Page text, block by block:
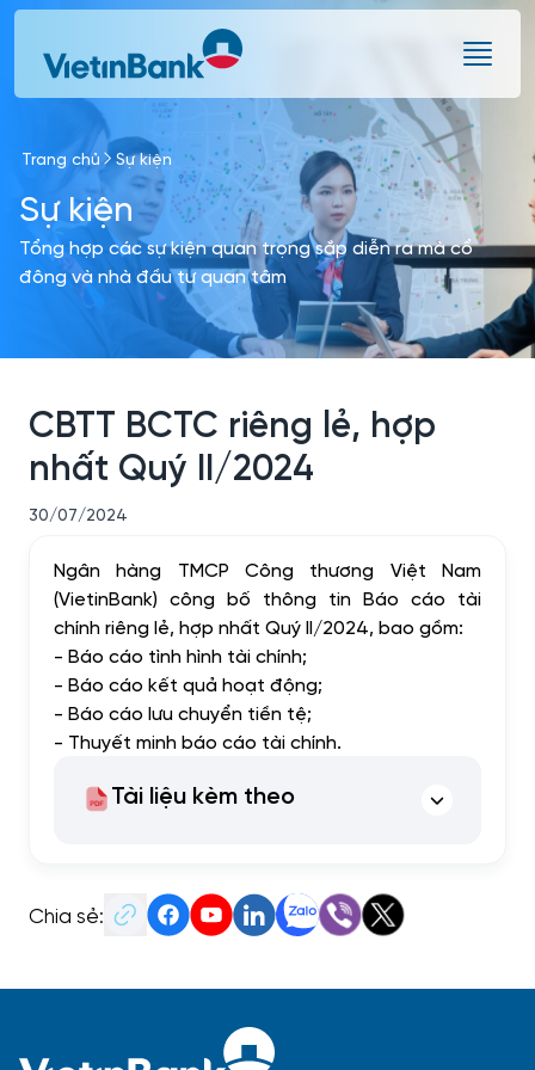
Skip to Main Content
Trang chủ Sự kiện
Sự kiện
Tổng hợp các sự kiện quan trọng sắp diễn ra mà cổ
đông và nhà đầu tư quan tâm
CBTT BCTC riêng lẻ, hợp
nhất Quý II/2024
30/07/2024
Ngân hàng TMCP Công thương Việt Nam
(VietinBank) công bố thông tin Báo cáo tài
chính riêng lẻ, hợp nhất Quý II/2024, bao gồm:
- Báo cáo tình hình tài chính;
- Báo cáo kết quả hoạt động;
- Báo cáo lưu chuyển tiền tệ;
- Thuyết minh báo cáo tài chính.
Tài liệu kèm theo
Chia sẻ: